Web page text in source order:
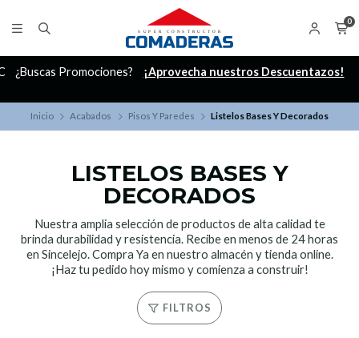
0
¿Buscas Promociones? ¡Aprovecha nuestros Descuentazos!
Inicio Acabados Pisos Y Paredes Listelos Bases Y Decorados
LISTELOS BASES Y
DECORADOS
Nuestra amplia selección de productos de alta calidad te
brinda durabilidad y resistencia. Recibe en menos de 24 horas
en Sincelejo. Compra Ya en nuestro almacén y tienda online.
¡Haz tu pedido hoy mismo y comienza a construir!
FILTROS